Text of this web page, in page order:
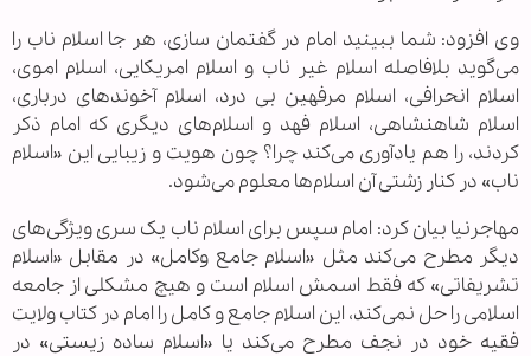
وی افزود: شما ببینید امام در گفتمان سازی، هر جا اسلام ناب را
می‌گوید بلافاصله اسلام غیر ناب و اسلام امریکایی، اسلام اموی،
اسلام انحرافی، اسلام مرفهین بی درد، اسلام آخوند‌های درباری،
اسلام شاهنشاهی، اسلام فهد و اسلام‌های دیگری که امام ذکر
کردند، را هم یادآوری می‌کند چرا؟ چون هویت و زیبایی این «اسلام
ناب» در کنار زشتی آن اسلام‌ها معلوم می‌شود.
مهاجرنیا بیان کرد: امام سپس برای اسلام ناب یک سری ویژگی‌های
دیگر مطرح می‌کند مثل «اسلام جامع وکامل» در مقابل «اسلام
تشریفاتی» که فقط اسمش اسلام است و هیچ مشکلی از جامعه
اسلامی را حل نمی‌کند، این اسلام جامع و کامل را امام در کتاب ولایت
فقیه خود در نجف مطرح می‌کند یا «اسلام ساده زیستی» در